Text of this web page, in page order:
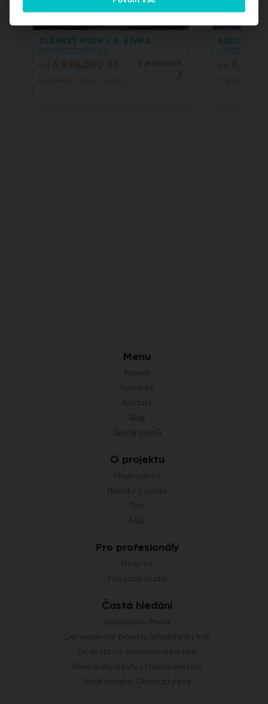
SLÁNSKÝ MLÝN - II. ETAPA
EUFI HOLDING A.S.
6,995,000 Kč
CREDITAS
Menu
Kariéra
Podmínky
Kontakt
Blog
Slovník pojmů
O projektu
Mapa pokrytí
Novinky z vývoje
Tým
FAQ
Pro profesionály
Press-kit
Flat Zone Studio
Častá hledání
Novostavby Praha
Developerské projekty Středočeský kraj
Co se staví v Jihomoravském kraji
Nové domy a byty v Plzeňském kraji
Nové projekty Olomoucký kraj